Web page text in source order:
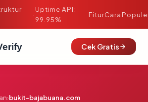
·
Uptime API:
99.95%
FiturCara
Cek Gratis
›bukit-bajabuana.com